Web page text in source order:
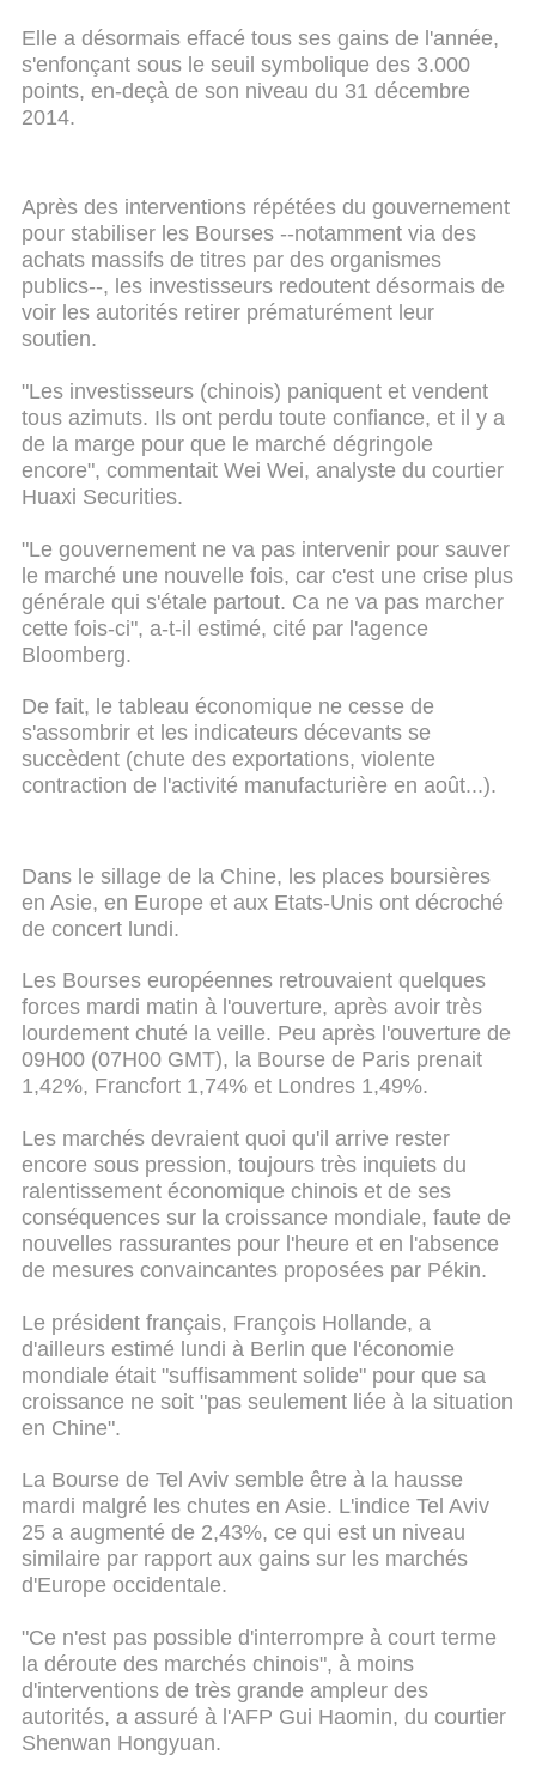
Elle a désormais effacé tous ses gains de l'année,
s'enfonçant sous le seuil symbolique des 3.000
points, en-deçà de son niveau du 31 décembre
2014.
Après des interventions répétées du gouvernement
pour stabiliser les Bourses --notamment via des
achats massifs de titres par des organismes
publics--, les investisseurs redoutent désormais de
voir les autorités retirer prématurément leur
soutien.
"Les investisseurs (chinois) paniquent et vendent
tous azimuts. Ils ont perdu toute confiance, et il y a
de la marge pour que le marché dégringole
encore", commentait Wei Wei, analyste du courtier
Huaxi Securities.
"Le gouvernement ne va pas intervenir pour sauver
le marché une nouvelle fois, car c'est une crise plus
générale qui s'étale partout. Ca ne va pas marcher
cette fois-ci", a-t-il estimé, cité par l'agence
Bloomberg.
De fait, le tableau économique ne cesse de
s'assombrir et les indicateurs décevants se
succèdent (chute des exportations, violente
contraction de l'activité manufacturière en août...).
Dans le sillage de la Chine, les places boursières
en Asie, en Europe et aux Etats-Unis ont décroché
de concert lundi.
Les Bourses européennes retrouvaient quelques
forces mardi matin à l'ouverture, après avoir très
lourdement chuté la veille. Peu après l'ouverture de
09H00 (07H00 GMT), la Bourse de Paris prenait
1,42%, Francfort 1,74% et Londres 1,49%.
Les marchés devraient quoi qu'il arrive rester
encore sous pression, toujours très inquiets du
ralentissement économique chinois et de ses
conséquences sur la croissance mondiale, faute de
nouvelles rassurantes pour l'heure et en l'absence
de mesures convaincantes proposées par Pékin.
Le président français, François Hollande, a
d'ailleurs estimé lundi à Berlin que l'économie
mondiale était "suffisamment solide" pour que sa
croissance ne soit "pas seulement liée à la situation
en Chine".
La Bourse de Tel Aviv semble être à la hausse
mardi malgré les chutes en Asie. L'indice Tel Aviv
25 a augmenté de 2,43%, ce qui est un niveau
similaire par rapport aux gains sur les marchés
d'Europe occidentale.
"Ce n'est pas possible d'interrompre à court terme
la déroute des marchés chinois", à moins
d'interventions de très grande ampleur des
autorités, a assuré à l'AFP Gui Haomin, du courtier
Shenwan Hongyuan.